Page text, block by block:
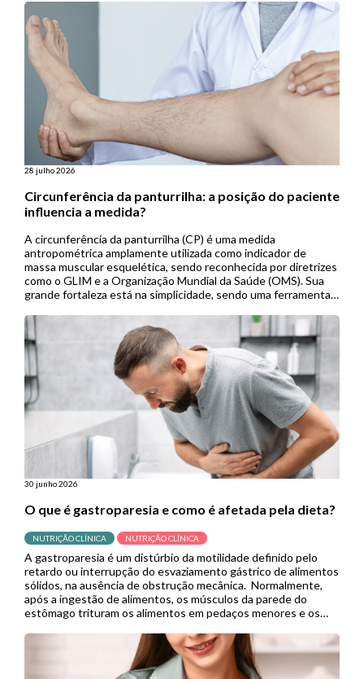
28 julho 2026
Circunferência da panturrilha: a posição do paciente
influencia a medida?
A circunferência da panturrilha (CP) é uma medida
antropométrica amplamente utilizada como indicador de
massa muscular esquelética, sendo reconhecida por diretrizes
como o GLIM e a Organização Mundial da Saúde (OMS). Sua
grande fortaleza está na simplicidade, sendo uma ferramenta
útil em contextos de menor […]
30 junho 2026
O que é gastroparesia e como é afetada pela dieta?
NUTRIÇÃO CLÍNICA NUTRIÇÃO CLÍNICA
A gastroparesia é um distúrbio da motilidade definido pelo
retardo ou interrupção do esvaziamento gástrico de alimentos
sólidos, na ausência de obstrução mecânica. Normalmente,
após a ingestão de alimentos, os músculos da parede do
estômago trituram os alimentos em pedaços menores e os
Porém, quando se […]